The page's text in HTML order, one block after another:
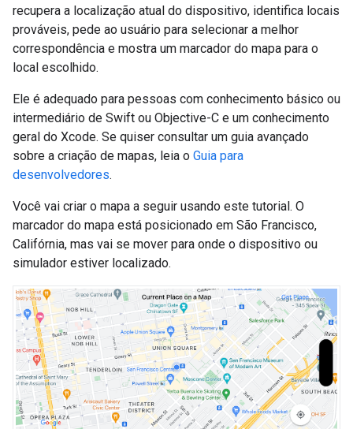
recupera a localização atual do dispositivo, identifica locais
prováveis, pede ao usuário para selecionar a melhor
correspondência e mostra um marcador do mapa para o
local escolhido.
Ele é adequado para pessoas com conhecimento básico ou
intermediário de Swift ou Objective-C e um conhecimento
geral do Xcode. Se quiser consultar um guia avançado
sobre a criação de mapas, leia o Guia para
desenvolvedores.
Você vai criar o mapa a seguir usando este tutorial. O
marcador do mapa está posicionado em São Francisco,
Califórnia, mas vai se mover para onde o dispositivo ou
simulador estiver localizado.